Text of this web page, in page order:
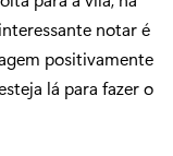
notar é
positivamente
lá para fazer o